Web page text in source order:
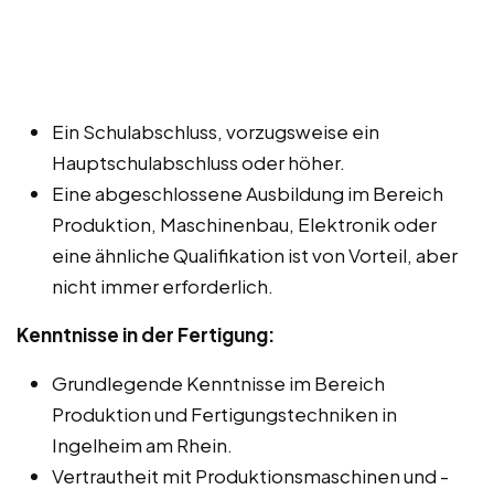
Ein Schulabschluss, vorzugsweise ein
Hauptschulabschluss oder höher.
Eine abgeschlossene Ausbildung im Bereich
Produktion, Maschinenbau, Elektronik oder
eine ähnliche Qualifikation ist von Vorteil, aber
nicht immer erforderlich.
Kenntnisse in der Fertigung:
Grundlegende Kenntnisse im Bereich
Produktion und Fertigungstechniken in
Ingelheim am Rhein.
Vertrautheit mit Produktionsmaschinen und -